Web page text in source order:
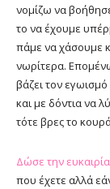
νομίζω να
το να έχουμε
πάμε να χάσουμε
νωρίτερα.
βάζει τον
και με δόντια να
τότε βρες το
Δώσε την ευκαιρία
που έχετε αλλά